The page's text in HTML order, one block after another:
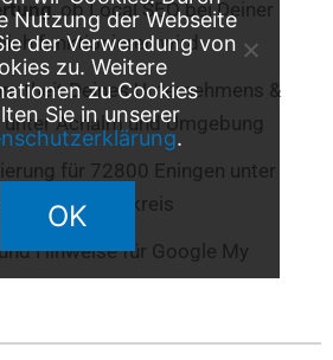
, ob Local SEO bei Deiner
funktionieren wird
Deines Unternehmens &
Achalm und Umgebung
für 72800 Eningen unter
Orte im Umkreis
und Hinweise für Google My
Nutzung der Webseite
der Verwendung von
zu. Weitere
zu Cookies
Sie in unserer
.
OK